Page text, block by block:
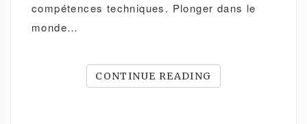
compétences techniques. Plonger dans le
monde…
CONTINUE READING